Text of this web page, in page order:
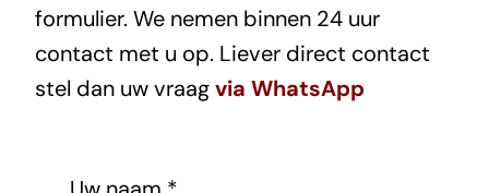
formulier. We nemen binnen 24 uur
contact met u op. Liever direct contact
stel dan uw vraagvia WhatsApp